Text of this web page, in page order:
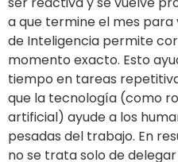
a que termine el mes para
de Inteligencia permite
momento exacto. Esto
tiempo en tareas
que la tecnología (como
artificial) ayude a los
pesadas del trabajo. En
no se trata solo de